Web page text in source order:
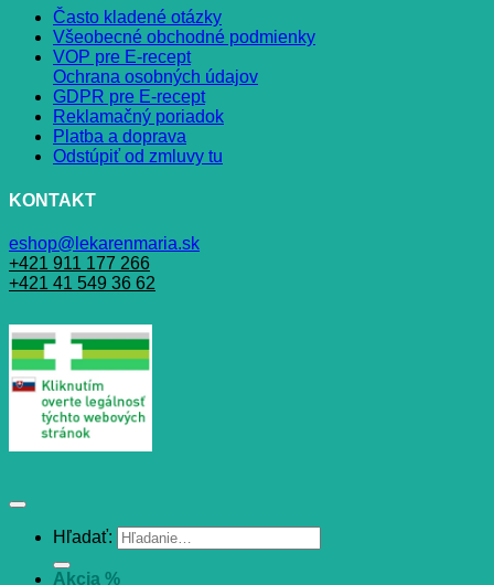
Často kladené otázky
Všeobecné obchodné podmienky
VOP pre E-recept
Ochrana osobných údajov
GDPR pre E-recept
Reklamačný poriadok
Platba a doprava
Odstúpiť od zmluvy tu
KONTAKT
eshop@lekarenmaria.sk
+421 911 177 266
+421 41 549 36 62
Hľadať:
Akcia %